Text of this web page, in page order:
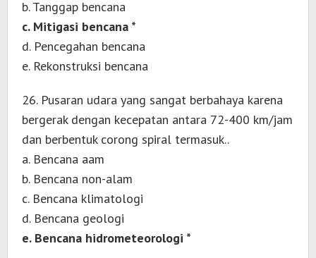
b. Tanggap bencana
c. Mitigasi bencana *
d. Pencegahan bencana
e. Rekonstruksi bencana
26. Pusaran udara yang sangat berbahaya karena
bergerak dengan kecepatan antara 72-400 km/jam
dan berbentuk corong spiral termasuk..
a. Bencana aam
b. Bencana non-alam
c. Bencana klimatologi
d. Bencana geologi
e. Bencana hidrometeorologi *